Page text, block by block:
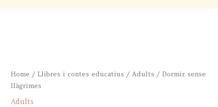
Home / Llibres i contes educatius /Adults / Dormir sense
llàgrimes
Adults